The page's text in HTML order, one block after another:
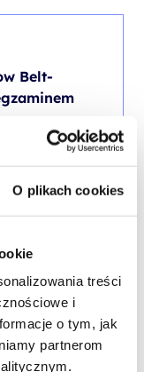
O plikach cookies
treści
i
o tym, jak
partnerom
Belt-